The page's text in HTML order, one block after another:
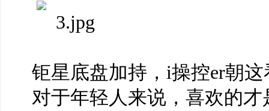
钜星底盘加持，i操控er朝这
对于年轻人来说，喜欢的